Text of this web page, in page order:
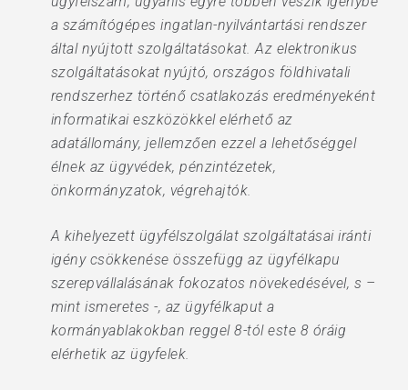
a számítógépes ingatlan-nyilvántartási rendszer
által nyújtott szolgáltatásokat. Az elektronikus
szolgáltatásokat nyújtó, országos földhivatali
rendszerhez történő csatlakozás eredményeként
informatikai eszközökkel elérhető az
adatállomány, jellemzően ezzel a lehetőséggel
élnek az ügyvédek, pénzintézetek,
önkormányzatok, végrehajtók.
A kihelyezett ügyfélszolgálat szolgáltatásai iránti
igény csökkenése összefügg az ügyfélkapu
szerepvállalásának fokozatos növekedésével, s –
mint ismeretes -, az ügyfélkaput a
kormányablakokban reggel 8-tól este 8 óráig
elérhetik az ügyfelek.